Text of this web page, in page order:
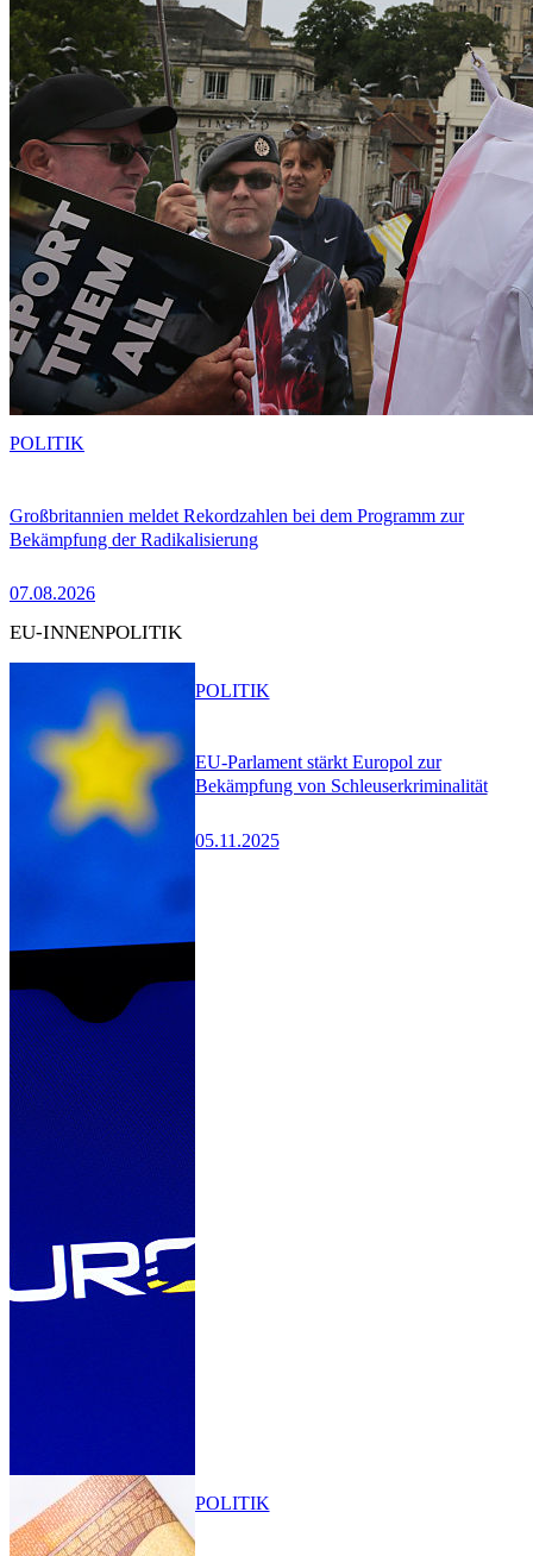
Großbritannien meldet Rekordzahlen bei dem Programm zur
Bekämpfung der Radikalisierung
07.08.2026
POLITIK
EU-INNENPOLITIK
EU-Parlament stärkt Europol zur
Bekämpfung von Schleuserkriminalität
05.11.2025
POLITIK
POLITIK